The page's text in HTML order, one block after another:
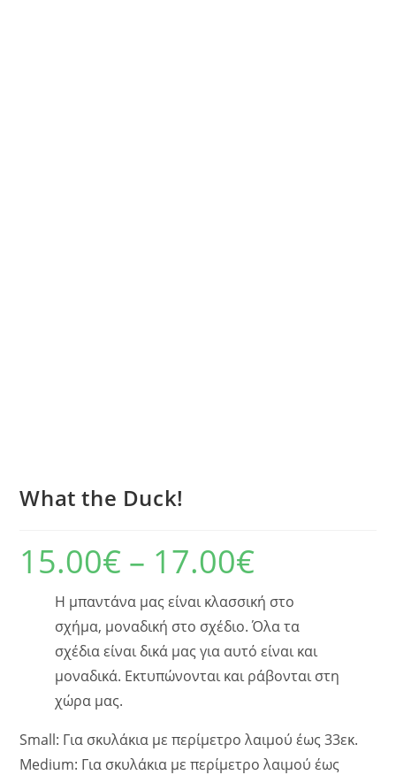
What the Duck!
15.00€ – 17.00€
Η μπαντάνα μας είναι κλασσική στο
σχήμα, μοναδική στο σχέδιο. Όλα τα
σχέδια είναι δικά μας για αυτό είναι και
μοναδικά. Εκτυπώνονται και ράβονται στη
χώρα μας.
Small: Για σκυλάκια με περίμετρο λαιμού έως 33εκ.
Medium: Για σκυλάκια με περίμετρο λαιμού έως